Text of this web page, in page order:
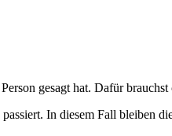
gesagt hat. Dafür brauchst
In diesem Fall bleiben